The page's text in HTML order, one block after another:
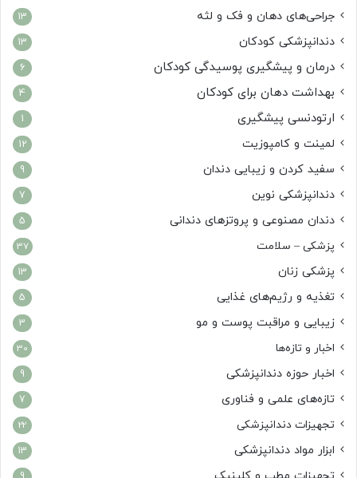
جراحی‌های دهان و فک و لثه 13
دندانپزشکی کودکان 13
درمان و پیشگیری پوسیدگی کودکان 6
بهداشت دهان برای کودکان 4
ارتودنسی پیشگیری 1
لمینت و کامپوزیت 12
سفید کردن و زیبایی دندان 9
دندانپزشکی نوین 7
دندان مصنوعی و پروتزهای دندانی 5
پزشکی – سلامت 37
پزشکی زنان 13
تغذیه و رژیم‌های غذایی 5
زیبایی و مراقبت پوست و مو 3
اخبار و تازه‌ها 30
اخبار حوزه دندانپزشکی 9
تازه‌های علمی و فناوری 7
تجهیزات دندانپزشکی 22
ابزار مواد دندانپزشکی 13